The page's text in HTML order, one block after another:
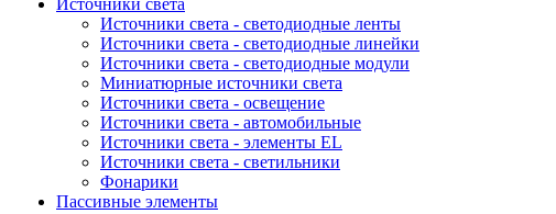
Источники света
Источники света - светодиодные ленты
Источники света - светодиодные линейки
Источники света - светодиодные модули
Миниатюрные источники света
Источники света - освещение
Источники света - автомобильные
Источники света - элементы EL
Источники света - светильники
Фонарики
Пассивные элементы